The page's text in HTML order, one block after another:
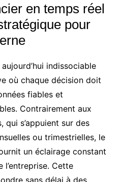
en temps réel
pour
indissociable
où chaque décision doit
fiables et
Contrairement aux
qui s’appuient sur des
ou trimestrielles, le
un éclairage constant
l’entreprise. Cette
sans délai à des